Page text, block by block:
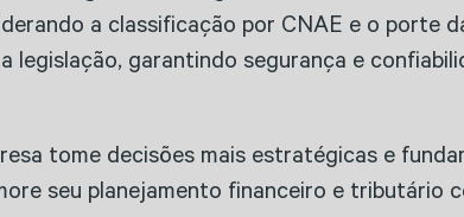
a classificação por CNAE e o porte
garantindo segurança e
tome decisões mais estratégicas e
seu planejamento financeiro e tributário